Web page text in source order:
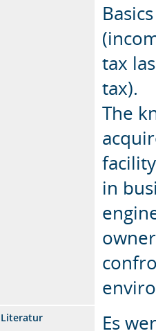
tax
tax).
The
in
Literatur
Es